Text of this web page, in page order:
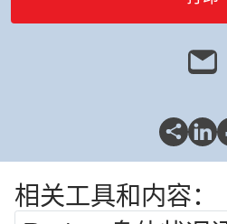
相关工具和内容：